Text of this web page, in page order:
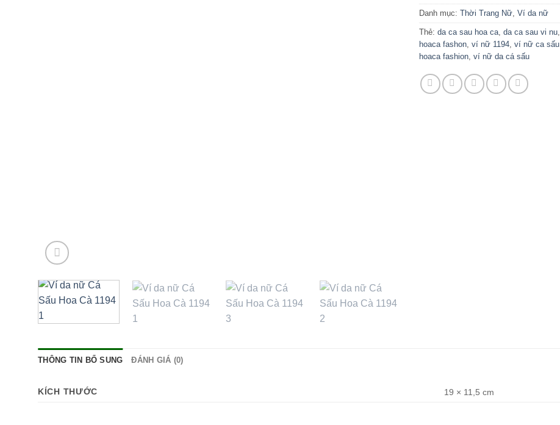
Danh mục: Thời Trang Nữ, Ví da nữ
Thẻ: da ca sau hoa ca, da ca sau vi nu,
hoaca fashon, ví nữ 1194, ví nữ ca sấu
hoaca fashion, ví nữ da cá sấu
THÔNG TIN BỔ SUNG ĐÁNH GIÁ (0)
KÍCH THƯỚC 19 × 11,5 cm